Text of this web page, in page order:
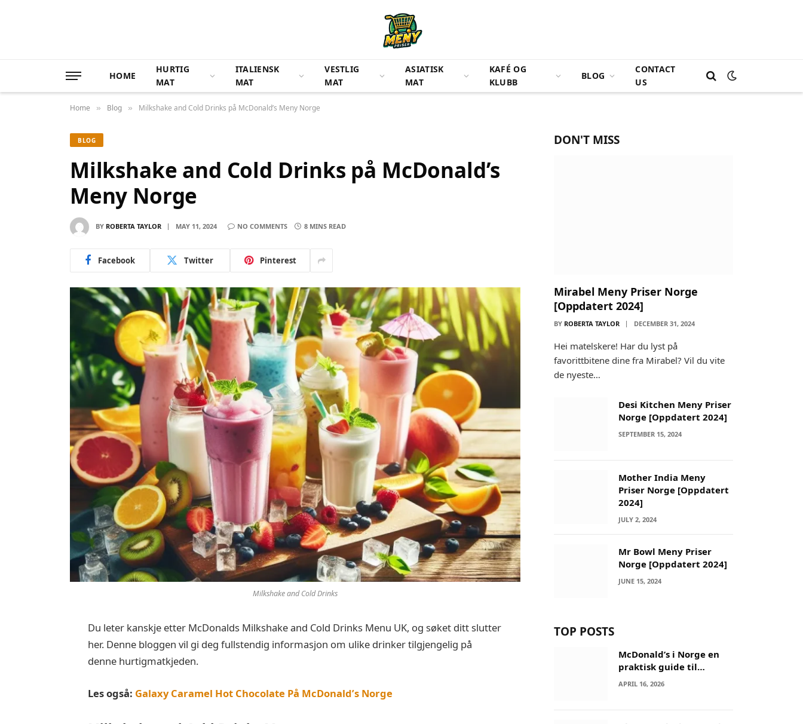
HOME
HURTIG
MAT
ITALIENSK
MAT
VESTLIG
MAT
ASIATISK
MAT
KAFÉ OG
KLUBB
BLOG
CONTACT
US
Home » Blog » Milkshake and Cold Drinks på McDonald’s Meny Norge
BLOG
Milkshake and Cold Drinks på McDonald’s
Meny Norge
BY ROBERTA TAYLOR MAY 11, 2024 NO COMMENTS 8 MINS READ
Facebook Twitter Pinterest
Milkshake and Cold Drinks
Du leter kanskje etter McDonalds Milkshake and Cold Drinks Menu UK, og søket ditt slutter
her. Denne bloggen vil gi deg fullstendig informasjon om ulike drinker tilgjengelig på
denne hurtigmatkjeden.
Les også: Galaxy Caramel Hot Chocolate På McDonald’s Norge
DON'T MISS
Mirabel Meny Priser Norge
[Oppdatert 2024]
BY ROBERTA TAYLOR DECEMBER 31, 2024
Hei matelskere! Har du lyst på
favorittbitene dine fra Mirabel? Vil du vite
de nyeste…
Desi Kitchen Meny Priser
Norge [Oppdatert 2024]
SEPTEMBER 15, 2024
Mother India Meny
Priser Norge [Oppdatert
2024]
JULY 2, 2024
Mr Bowl Meny Priser
Norge [Oppdatert 2024]
JUNE 15, 2024
TOP POSTS
McDonald’s i Norge en
praktisk guide til
menyer og besøk
APRIL 16, 2026